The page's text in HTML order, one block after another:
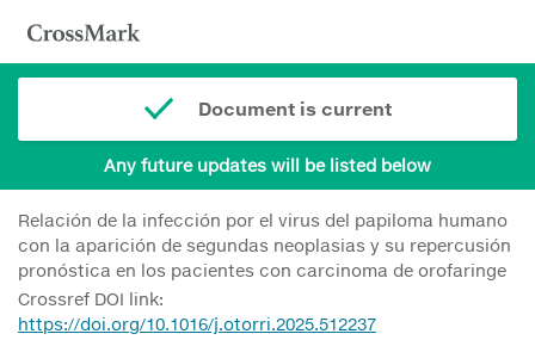
Document is current
Any future updates will be listed below
Relación de la infección por el virus del papiloma humano
con la aparición de segundas neoplasias y su repercusión
pronóstica en los pacientes con carcinoma de orofaringe
Crossref DOI link:
https://doi.org/10.1016/j.otorri.2025.512237